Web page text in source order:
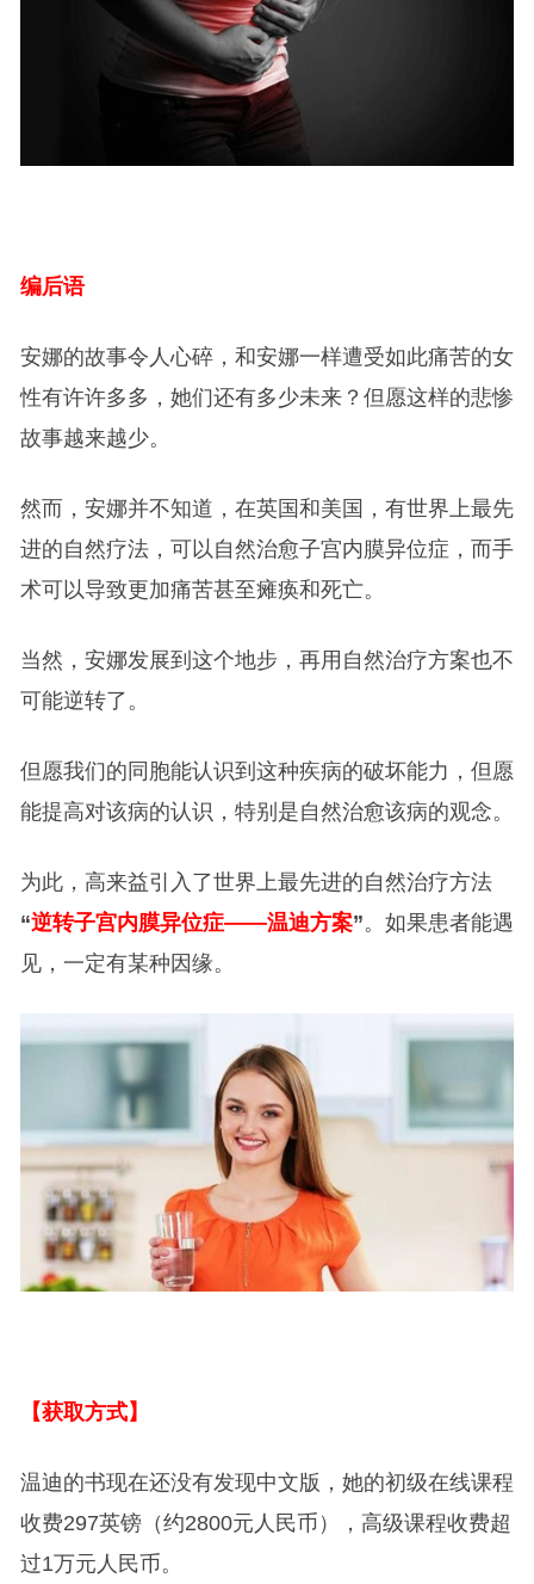
编后语
安娜的故事令人心碎，和安娜一样遭受如此痛苦的女
性有许许多多，她们还有多少未来？但愿这样的悲惨
故事越来越少。
然而，安娜并不知道，在英国和美国，有世界上最先
进的自然疗法，可以自然治愈子宫内膜异位症，而手
术可以导致更加痛苦甚至瘫痪和死亡。
当然，安娜发展到这个地步，再用自然治疗方案也不
可能逆转了。
但愿我们的同胞能认识到这种疾病的破坏能力，但愿
能提高对该病的认识，特别是自然治愈该病的观念。
为此，高来益引入了世界上最先进的自然治疗方法
“逆转子宫内膜异位症——温迪方案”。如果患者能遇
见，一定有某种因缘。
【获取方式】
温迪的书现在还没有发现中文版，她的初级在线课程
收费297英镑（约2800元人民币），高级课程收费超
过1万元人民币。